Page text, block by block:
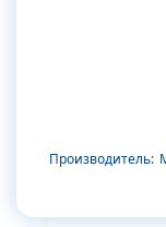
Производитель: